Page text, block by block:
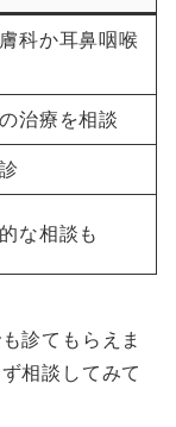
科か耳鼻咽喉
治療を相談
な相談も
診てもらえま
相談してみて